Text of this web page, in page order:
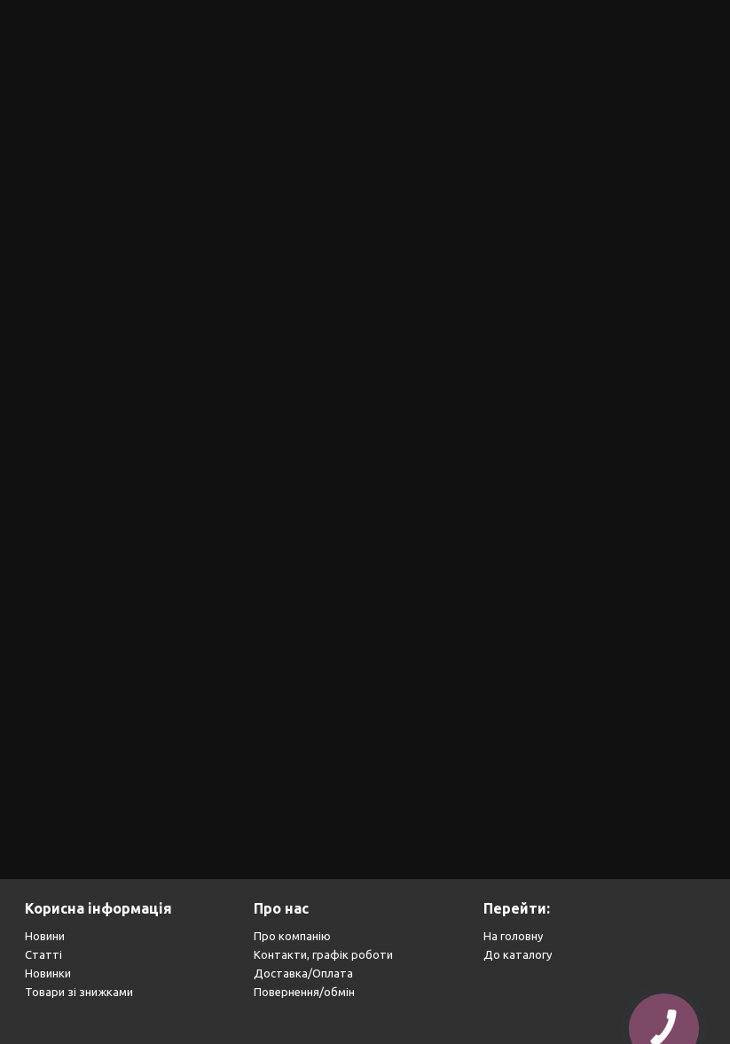
Корисна інформація
Новини
Статті
Новинки
Товари зі знижками
Про нас
Про компанію
Контакти, графік роботи
Доставка/Оплата
Повернення/обмін
Перейти:
На головну
До каталогу